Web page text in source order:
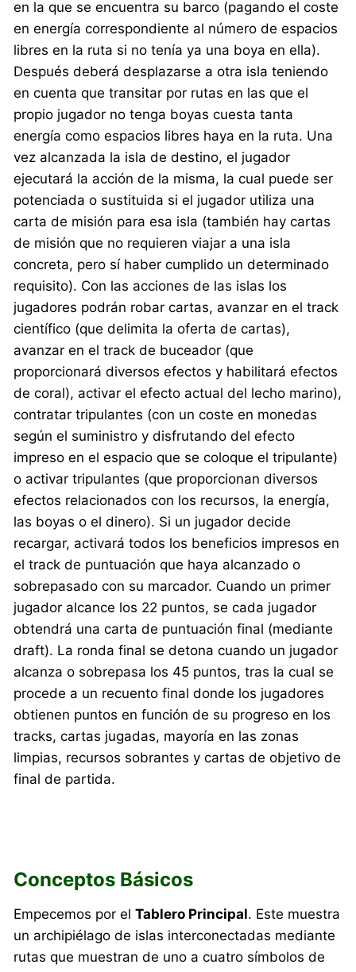
en la que se encuentra su barco (pagando el coste
en energía correspondiente al número de espacios
libres en la ruta si no tenía ya una boya en ella).
Después deberá desplazarse a otra isla teniendo
en cuenta que transitar por rutas en las que el
propio jugador no tenga boyas cuesta tanta
energía como espacios libres haya en la ruta. Una
vez alcanzada la isla de destino, el jugador
ejecutará la acción de la misma, la cual puede ser
potenciada o sustituida si el jugador utiliza una
carta de misión para esa isla (también hay cartas
de misión que no requieren viajar a una isla
concreta, pero sí haber cumplido un determinado
requisito). Con las acciones de las islas los
jugadores podrán robar cartas, avanzar en el track
científico (que delimita la oferta de cartas),
avanzar en el track de buceador (que
proporcionará diversos efectos y habilitará efectos
de coral), activar el efecto actual del lecho marino),
contratar tripulantes (con un coste en monedas
según el suministro y disfrutando del efecto
impreso en el espacio que se coloque el tripulante)
o activar tripulantes (que proporcionan diversos
efectos relacionados con los recursos, la energía,
las boyas o el dinero). Si un jugador decide
recargar, activará todos los beneficios impresos en
el track de puntuación que haya alcanzado o
sobrepasado con su marcador. Cuando un primer
jugador alcance los 22 puntos, se cada jugador
obtendrá una carta de puntuación final (mediante
draft). La ronda final se detona cuando un jugador
alcanza o sobrepasa los 45 puntos, tras la cual se
procede a un recuento final donde los jugadores
obtienen puntos en función de su progreso en los
tracks, cartas jugadas, mayoría en las zonas
limpias, recursos sobrantes y cartas de objetivo de
final de partida.
Conceptos Básicos
Empecemos por elTablero Principal. Este muestra
un archipiélago de islas interconectadas mediante
rutas que muestran de uno a cuatro símbolos de